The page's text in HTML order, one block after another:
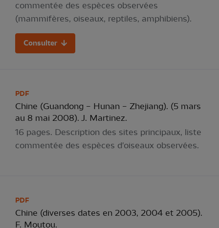
commentée des espèces observées
(mammifères, oiseaux, reptiles, amphibiens).
Consulter
PDF
Chine (Guandong – Hunan – Zhejiang). (5 mars
au 8 mai 2008). J. Martinez.
16 pages. Description des sites principaux, liste
commentée des espèces d'oiseaux observées.
PDF
Chine (diverses dates en 2003, 2004 et 2005).
F. Moutou.